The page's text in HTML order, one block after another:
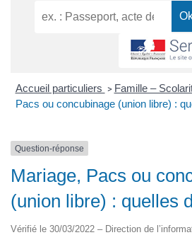
Accueil particuliers > Famille –
Pacs ou concubinage (union libre) :
Question-réponse
Mariage, Pacs ou
(union libre) : quelles
Vérifié le 30/03/2022 – Direction de